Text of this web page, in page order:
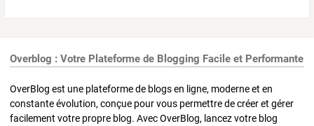
Overblog : Votre Plateforme de Blogging Facile et Performante
OverBlog est une plateforme de blogs en ligne, moderne et en
constante évolution, conçue pour vous permettre de créer et gérer
facilement votre propre blog. Avec OverBlog, lancez votre blog